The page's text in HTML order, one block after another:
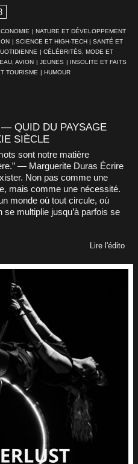
| NATURE ET DÉVELOPPEMENT
| SCIENCE ET HIGH-TECH | SANTÉ ET
| CÉLÉBRITÉS, MODE ET
AVION | JEUNES | INSOLITE ET FAITS
TOURISME | HUMOUR
QUID DU PAYSAGE
SIÈCLE
sont notre matière
— Marguerite Duras Écrire
Non pas comme une
mais comme une nécessité.
monde où tout circule, où
se multiplie jusqu’à parfois se
Lire l'édito